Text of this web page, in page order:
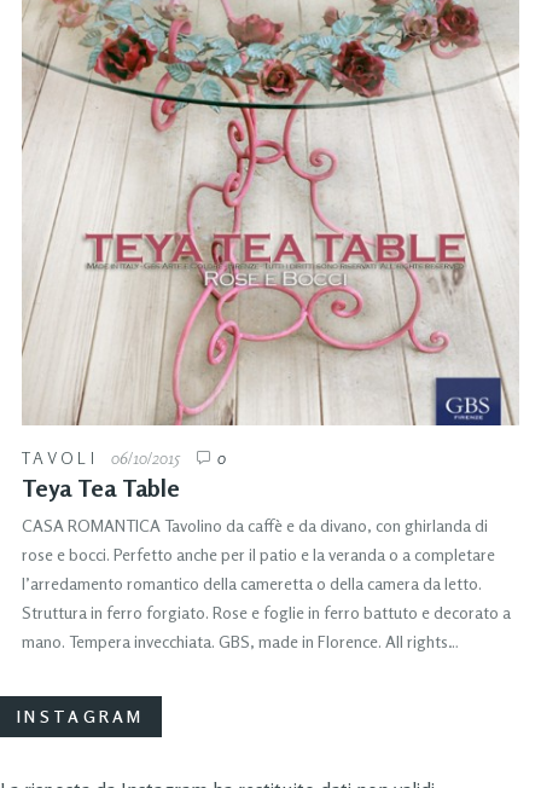
TAVOLI 06/10/2015 0
Teya Tea Table
CASA ROMANTICA Tavolino da caffè e da divano, con ghirlanda di
rose e bocci. Perfetto anche per il patio e la veranda o a completare
l’arredamento romantico della cameretta o della camera da letto.
Struttura in ferro forgiato. Rose e foglie in ferro battuto e decorato a
mano. Tempera invecchiata. GBS, made in Florence. All rights…
INSTAGRAM